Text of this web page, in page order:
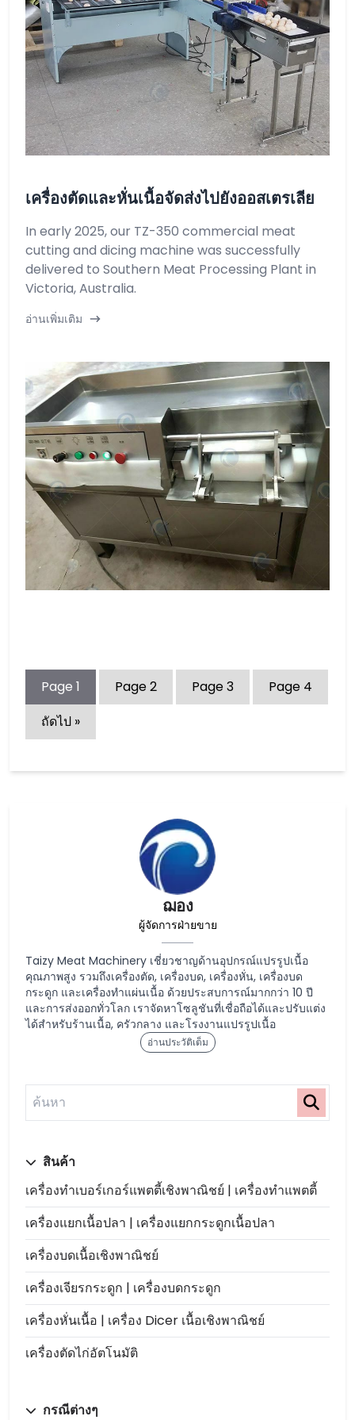
ฌอง
ผู้จัดการฝ่ายขาย
Taizy Meat Machinery เชี่ยวชาญด้านอุปกรณ์แปรรูปเนื้อ
คุณภาพสูง รวมถึงเครื่องตัด, เครื่องบด, เครื่องหั่น, เครื่องบด
กระดูก และเครื่องทำแผ่นเนื้อ ด้วยประสบการณ์มากกว่า 10 ปี
และการส่งออกทั่วโลก เราจัดหาโซลูชันที่เชื่อถือได้และปรับแต่ง
ได้สำหรับร้านเนื้อ, ครัวกลาง และโรงงานแปรรูปเนื้อ
อ่านประวัติเต็ม
สินค้า
เครื่องทำเบอร์เกอร์แพตตี้เชิงพาณิชย์ | เครื่องทำแพตตี้
เครื่องแยกเนื้อปลา | เครื่องแยกกระดูกเนื้อปลา
เครื่องบดเนื้อเชิงพาณิชย์
เครื่องเจียรกระดูก | เครื่องบดกระดูก
เครื่องหั่นเนื้อ | เครื่อง Dicer เนื้อเชิงพาณิชย์
เครื่องตัดไก่อัตโนมัติ
กรณีต่างๆ
เครื่องตัดและหั่นเนื้อจัดส่งไปยังออสเตรเลีย
In early 2025, our TZ-350 commercial meat
cutting and dicing machine was successfully
delivered to Southern Meat Processing Plant in
Victoria, Australia.
อ่านเพิ่มเติม
Page 1 Page2 Page3 Page 4
ถัดไป »